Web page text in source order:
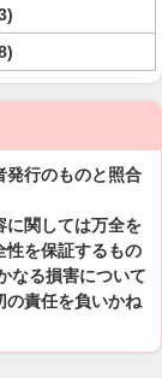
発行のものと照合
に関しては万全を
性を保証するもの
なる損害について
の責任を負いかね